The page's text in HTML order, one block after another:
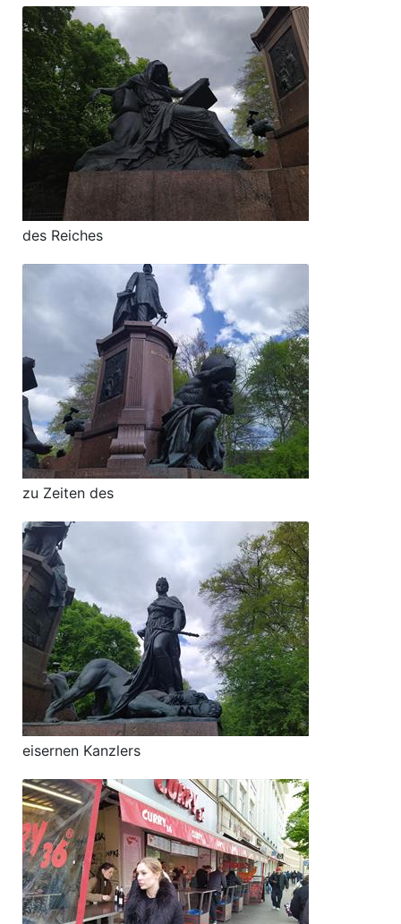
des Reiches
zu Zeiten des
eisernen Kanzlers